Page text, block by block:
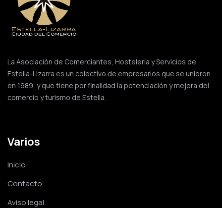
La Asociación de Comerciantes, Hostelería y Servicios de
Estella-Lizarra es un colectivo de empresarios que se unieron
en 1989, y que tiene por finalidad la potenciación y mejora del
comercio y turismo de Estella.
Varios
Inicio
Contacto
Aviso legal